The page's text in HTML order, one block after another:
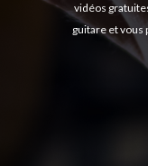
vidéos
guitare et vous